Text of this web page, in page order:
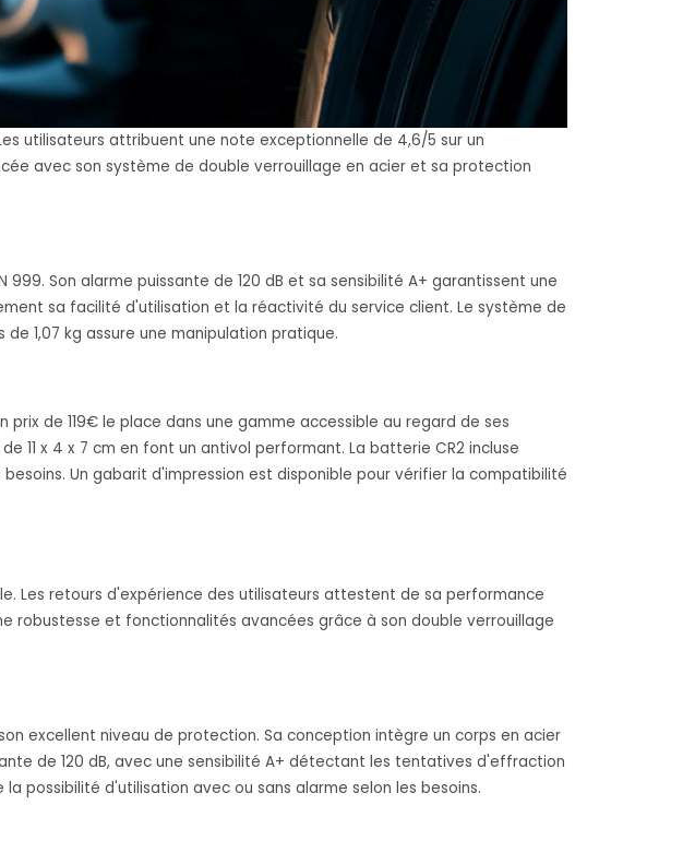
utilisateurs attribuent une note exceptionnelle de 4,6/5 sur un
avec son système de double verrouillage en acier et sa protection
Son alarme puissante de 120 dB et sa sensibilité A+ garantissent une
sa facilité d'utilisation et la réactivité du service client. Le système de
1,07 kg assure une manipulation pratique.
prix de 119€ le place dans une gamme accessible au regard de ses
11 x 4 x 7 cm en font un antivol performant. La batterie CR2 incluse
Un gabarit d'impression est disponible pour vérifier la compatibilité
Les retours d'expérience des utilisateurs attestent de sa performance
robustesse et fonctionnalités avancées grâce à son double verrouillage
excellent niveau de protection. Sa conception intègre un corps en acier
de 120 dB, avec une sensibilité A+ détectant les tentatives d'effraction
possibilité d'utilisation avec ou sans alarme selon les besoins.